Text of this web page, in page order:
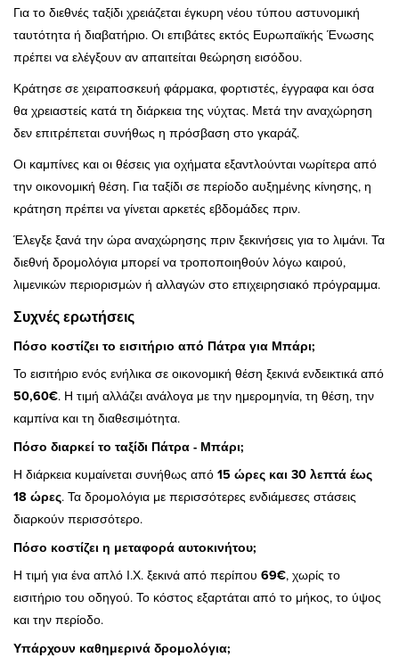
Για το διεθνές ταξίδι χρειάζεται έγκυρη νέου τύπου αστυνομική
ταυτότητα ή διαβατήριο. Οι επιβάτες εκτός Ευρωπαϊκής Ένωσης
πρέπει να ελέγξουν αν απαιτείται θεώρηση εισόδου.
Κράτησε σε χειραποσκευή φάρμακα, φορτιστές, έγγραφα και όσα
θα χρειαστείς κατά τη διάρκεια της νύχτας. Μετά την αναχώρηση
δεν επιτρέπεται συνήθως η πρόσβαση στο γκαράζ.
Οι καμπίνες και οι θέσεις για οχήματα εξαντλούνται νωρίτερα από
την οικονομική θέση. Για ταξίδι σε περίοδο αυξημένης κίνησης, η
κράτηση πρέπει να γίνεται αρκετές εβδομάδες πριν.
Έλεγξε ξανά την ώρα αναχώρησης πριν ξεκινήσεις για το λιμάνι. Τα
διεθνή δρομολόγια μπορεί να τροποποιηθούν λόγω καιρού,
λιμενικών περιορισμών ή αλλαγών στο επιχειρησιακό πρόγραμμα.
Συχνές ερωτήσεις
Πόσο κοστίζει το εισιτήριο από Πάτρα για Μπάρι;
Το εισιτήριο ενός ενήλικα σε οικονομική θέση ξεκινά ενδεικτικά από
50,60€. Η τιμή αλλάζει ανάλογα με την ημερομηνία, τη θέση, την
καμπίνα και τη διαθεσιμότητα.
Πόσο διαρκεί το ταξίδι Πάτρα - Μπάρι;
Η διάρκεια κυμαίνεται συνήθως από 15 ώρες και 30 λεπτά έως
18 ώρες. Τα δρομολόγια με περισσότερες ενδιάμεσες στάσεις
διαρκούν περισσότερο.
Πόσο κοστίζει η μεταφορά αυτοκινήτου;
Η τιμή για ένα απλό Ι.Χ. ξεκινά από περίπου 69€, χωρίς το
εισιτήριο του οδηγού. Το κόστος εξαρτάται από το μήκος, το ύψος
και την περίοδο.
Υπάρχουν καθημερινά δρομολόγια;